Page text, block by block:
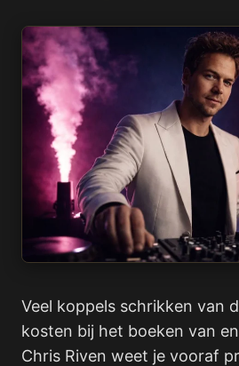
Veel koppels schrikken van
kosten bij het boeken van
Chris Riven weet je vooraf